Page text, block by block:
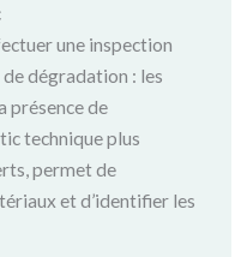
une inspection
dégradation : les
présence de
technique plus
permet de
et d’identifier les